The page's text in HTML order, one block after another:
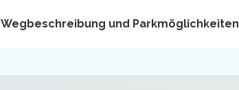
Wegbeschreibung und Parkmöglichkeiten